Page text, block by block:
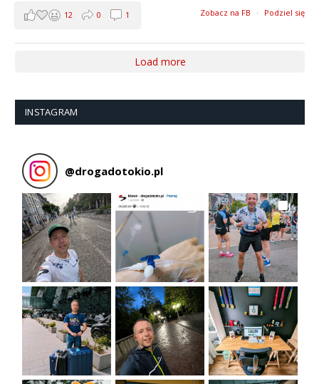
Zobacz na FB · Podziel się
12 0 1
Load more
INSTAGRAM
@drogadotokio.pl